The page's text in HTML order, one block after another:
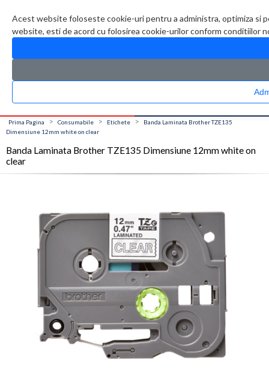
Acest website foloseste cookie-uri pentru a administra, optimiza si
website, esti de acord cu folosirea cookie-urilor conform conditiilor
0 produs(e)
CATALOG PRODUSE
Prima Pagina > Consumabile > Etichete >
Banda Laminata Brother TZE135
Dimensiune 12mm white on clear
Banda Laminata Brother TZE135 Dimensiune 12mm white on
clear